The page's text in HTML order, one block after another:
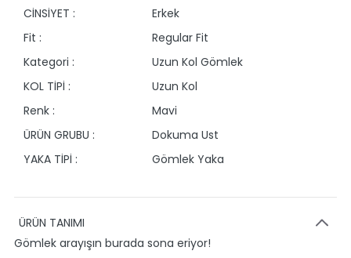
CİNSİYET :
Erkek
Fit :
Regular Fit
Kategori :
Uzun Kol Gömlek
KOL TİPİ :
Uzun Kol
Renk :
Mavi
ÜRÜN GRUBU :
Dokuma Ust
YAKA TİPİ :
Gömlek Yaka
ÜRÜN TANIMI
Gömlek arayışın burada sona eriyor!